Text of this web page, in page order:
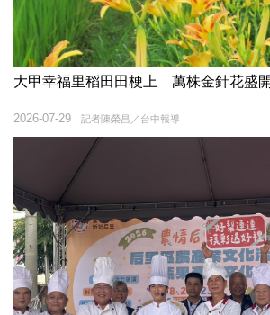
大甲幸福里稻田田梗上 萬株金針花盛
記者陳榮昌／台中報導
2026-07-29